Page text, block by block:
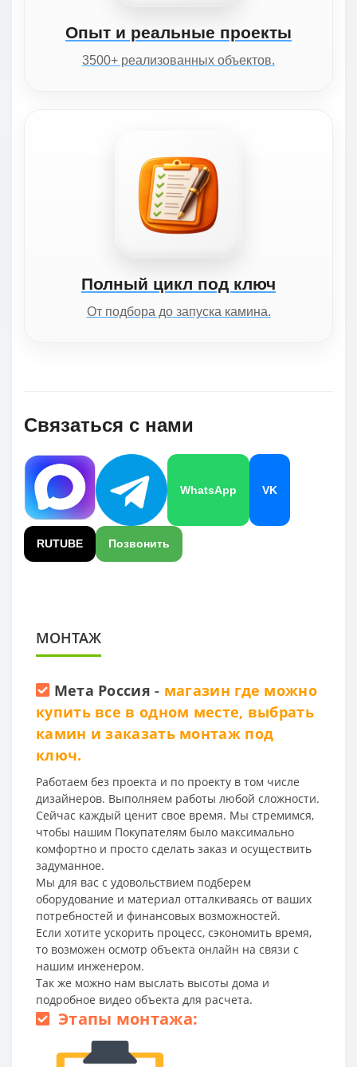
Опыт и реальные проекты
3500+ реализованных объектов.
Полный цикл под ключ
От подбора до запуска камина.
Связаться с нами
WhatsApp VK
RUTUBE Позвонить
МОНТАЖ
Мета Россия - магазин где можно
купить все в одном месте, выбрать
камин и заказать монтаж под
ключ.
Работаем без проекта и по проекту в том числе
дизайнеров. Выполняем работы любой сложности.
Сейчас каждый ценит свое время. Мы стремимся,
чтобы нашим Покупателям было максимально
комфортно и просто сделать заказ и осуществить
задуманное.
Мы для вас с удовольствием подберем
оборудование и материал отталкиваясь от ваших
потребностей и финансовых возможностей.
Если хотите ускорить процесс, сэкономить время,
то возможен осмотр объекта онлайн на связи с
нашим инженером.
Так же можно нам выслать высоты дома и
подробное видео объекта для расчета.
Этапы монтажа: